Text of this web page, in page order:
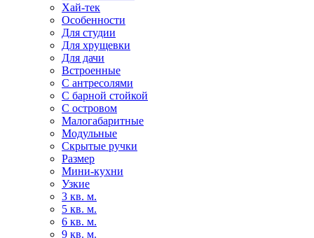
Хай-тек
Особенности
Для студии
Для хрущевки
Для дачи
Встроенные
С антресолями
С барной стойкой
С островом
Малогабаритные
Модульные
Скрытые ручки
Размер
Мини-кухни
Узкие
3 кв. м.
5 кв. м.
6 кв. м.
9 кв. м.